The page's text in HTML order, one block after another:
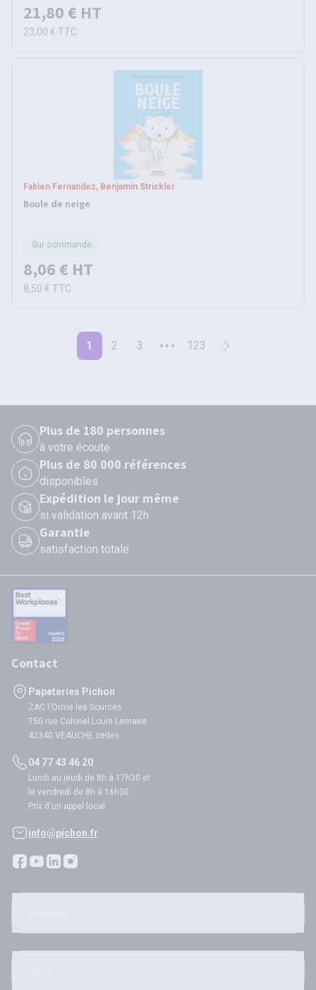
21,80 € HT
23,00 € TTC
Fabien Fernandez, Benjamin Strickler
Boule de neige
Sur commande
8,06 € HT
8,50 € TTC
1 2 3 123
Plus de 180 personnes
à votre écoute
Plus de 80 000 références
disponibles
Expédition le jour même
si validation avant 12h
Garantie
satisfaction totale
Contact
Papeteries Pichon
ZAC l'Orme les Sources
750 rue Colonel Louis Lemaire
42340 VEAUCHE cedex
04 77 43 46 20
Lundi au jeudi de 8h à 17h30 et
le vendredi de 8h à 16h30
Prix d'un appel local
info@pichon.fr